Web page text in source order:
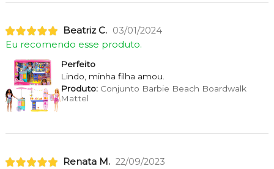
Beatriz C. 03/01/2024
Eu recomendo esse produto.
Perfeito
Lindo, minha filha amou.
Produto:Conjunto Barbie Beach Boardwalk
Mattel
Renata M. 22/09/2023